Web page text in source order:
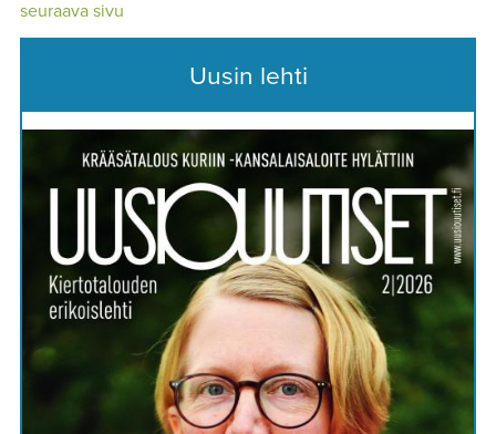
seuraava sivu
Uusin lehti